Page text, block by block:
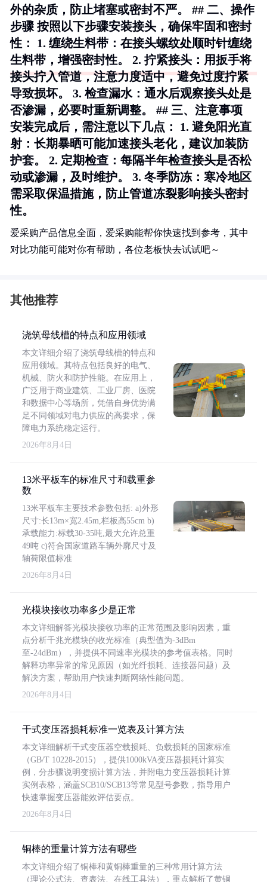
外的杂质，防止堵塞或密封不严。 ## 二、操作
步骤 按照以下步骤安装接头，确保牢固和密封
性： 1. 缠绕生料带 ：在接头螺纹处顺时针缠绕
生料带，增强密封性。 2. 拧紧接头 ：用扳手将
接头拧入管道，注意力度适中，避免过度拧紧
导致损坏。 3. 检查漏水：通水后观察接头处是
否渗漏，必要时重新调整。 ## 三、注意事项
安装完成后，需注意以下几点： 1. 避免阳光直
射 ：长期暴晒可能加速接头老化，建议加装防
护套。 2. 定期检查 ：每隔半年检查接头是否松
动或渗漏，及时维护。 3. 冬季防冻：寒冷地区
需采取保温措施，防止管道冻裂影响接头密封
性。
爱采购产品信息全面，爱采购能帮你快速找到参考，其中
对比功能可能对你有帮助，各位老板快去试试吧～
其他推荐
浇筑母线槽的特点和应用领域
本文详细介绍了浇筑母线槽的特点和
应用领域。其特点包括良好的电气、
机械、防火和防护性能。在应用上，
广泛用于商业建筑、工业厂房、医院
和数据中心等场所，凭借自身优势满
足不同领域对电力供应的高要求，保
障电力系统稳定运行。
2026年8月4日
13米平板车的标准尺寸和载重参
数
13米平板车主要技术参数包括: a)外形
尺寸:长13m×宽2.45m,栏板高55cm b)
承载能力:标载30-35吨,最大允许总重
49吨 c)符合国家道路车辆外廓尺寸及
轴荷限值标准
2026年8月4日
光模块接收功率多少是正常
本文详细解答光模块接收功率的正常范围及影响因素，重
点分析千兆光模块的收光标准（典型值为-3dBm
至-24dBm），并提供不同速率光模块的参考值表格。同时
解释功率异常的常见原因（如光纤损耗、连接器问题）及
解决方案，帮助用户快速判断网络性能问题。
2026年8月4日
干式变压器损耗标准一览表及计算方法
本文详细解析干式变压器空载损耗、负载损耗的国家标准
（GB/T 10228-2015），提供1000kVA变压器损耗计算实
例，分步骤说明变损计算方法，并附电力变压器损耗计算
实例表格，涵盖SCB10/SCB13等常见型号参数，指导用户
快速掌握变压器能效评估要点。
2026年8月4日
铜棒的重量计算方法有哪些
本文详细介绍了铜棒和黄铜棒重量的三种常用计算方法
（理论公式法、查表法、在线工具法），重点解析了黄铜